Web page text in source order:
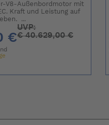
V8-Außenbordmotor mit
Kraft und Leistung auf
...
€
UVP:
€40.629,00 €